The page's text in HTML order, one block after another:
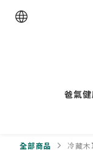
爸氣
全部商品 冷藏木